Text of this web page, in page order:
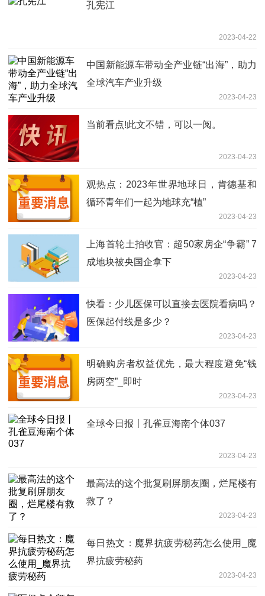
孔宪江
2023-04-22
中国新能源车带动全产业链“出海”，助力
全球汽车产业升级
2023-04-23
当前看点!此文不错，可以一阅。
2023-04-23
观热点：2023年世界地球日，肯德基和
循环青年们一起为地球充“植”
2023-04-23
上海首轮土拍收官：超50家房企“争霸” 7
成地块被央国企拿下
2023-04-23
快看：少儿医保可以直接去医院看病吗？
医保起付线是多少？
2023-04-23
明确购房者权益优先，最大程度避免“钱
房两空”_即时
2023-04-23
全球今日报丨孔雀豆海南个体037
2023-04-23
最高法的这个批复刷屏朋友圈，烂尾楼有
救了？
2023-04-23
每日热文：魔界抗疲劳秘药怎么使用_魔
界抗疲劳秘药
2023-04-23